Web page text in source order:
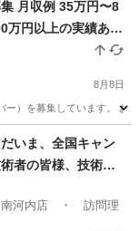
8
万円以上の実績あり
で高収入も可能
8月8日
）を募集しています。
いま、全国キャン
者の皆様、技術者
方、ブランク有る
休日・定休日を活
南河内店 ・ 訪問理